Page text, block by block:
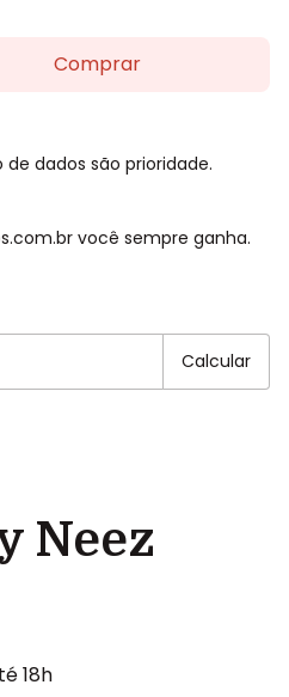
dados são prioridade.
você sempre ganha.
Calcular
Neez
18h